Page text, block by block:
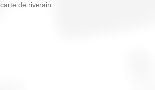
carte de riverain